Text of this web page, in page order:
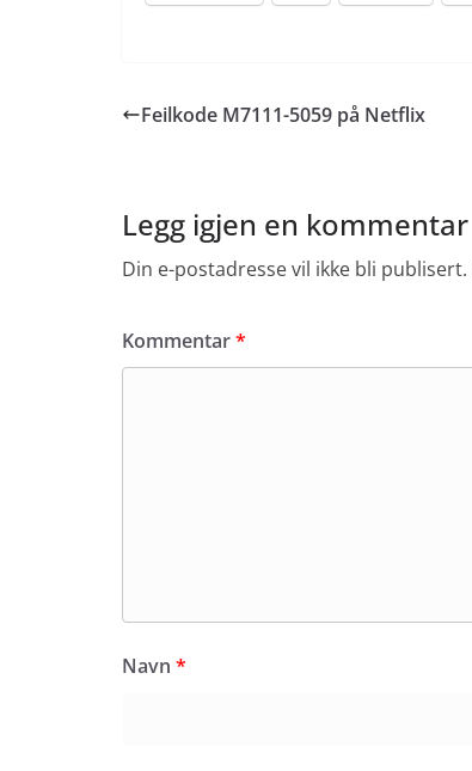
Feilkode M7111-5059 på Netflix
Legg igjen en kommentar
Din e-postadresse vil ikke bli publisert.
Kommentar*
Navn *